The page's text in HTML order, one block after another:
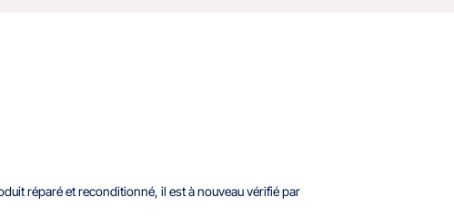
réparé et reconditionné, il est à nouveau vérifié par